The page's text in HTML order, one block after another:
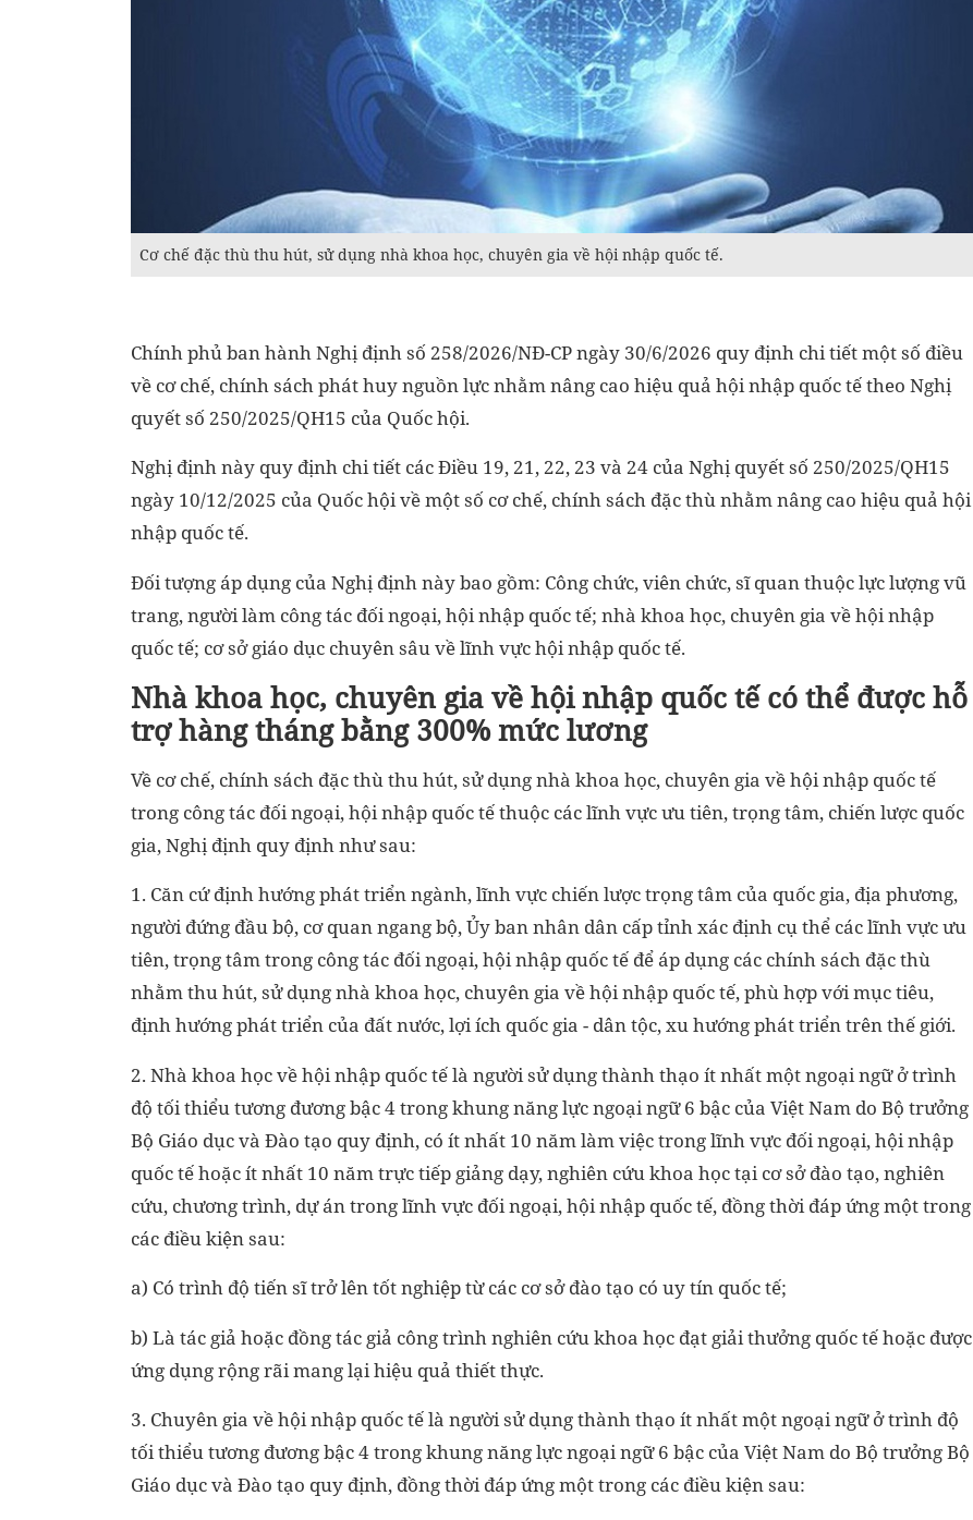
Cơ chế đặc thù thu hút, sử dụng nhà khoa học, chuyên gia về hội nhập quốc tế.
Chính phủ ban hành Nghị định số 258/2026/NĐ-CP ngày 30/6/2026 quy định chi tiết một số điều
về cơ chế, chính sách phát huy nguồn lực nhằm nâng cao hiệu quả hội nhập quốc tế theo Nghị
quyết số 250/2025/QH15 của Quốc hội.
Nghị định này quy định chi tiết các Điều 19, 21, 22, 23 và 24 của Nghị quyết số 250/2025/QH15
ngày 10/12/2025 của Quốc hội về một số cơ chế, chính sách đặc thù nhằm nâng cao hiệu quả hội
nhập quốc tế.
Đối tượng áp dụng của Nghị định này bao gồm: Công chức, viên chức, sĩ quan thuộc lực lượng vũ
trang, người làm công tác đối ngoại, hội nhập quốc tế; nhà khoa học, chuyên gia về hội nhập
quốc tế; cơ sở giáo dục chuyên sâu về lĩnh vực hội nhập quốc tế.
Nhà khoa học, chuyên gia về hội nhập quốc tế có thể được hỗ
trợ hàng tháng bằng 300% mức lương
Về cơ chế, chính sách đặc thù thu hút, sử dụng nhà khoa học, chuyên gia về hội nhập quốc tế
trong công tác đối ngoại, hội nhập quốc tế thuộc các lĩnh vực ưu tiên, trọng tâm, chiến lược quốc
gia, Nghị định quy định như sau:
1. Căn cứ định hướng phát triển ngành, lĩnh vực chiến lược trọng tâm của quốc gia, địa phương,
người đứng đầu bộ, cơ quan ngang bộ, Ủy ban nhân dân cấp tỉnh xác định cụ thể các lĩnh vực ưu
tiên, trọng tâm trong công tác đối ngoại, hội nhập quốc tế để áp dụng các chính sách đặc thù
nhằm thu hút, sử dụng nhà khoa học, chuyên gia về hội nhập quốc tế, phù hợp với mục tiêu,
định hướng phát triển của đất nước, lợi ích quốc gia - dân tộc, xu hướng phát triển trên thế giới.
2. Nhà khoa học về hội nhập quốc tế là người sử dụng thành thạo ít nhất một ngoại ngữ ở trình
độ tối thiểu tương đương bậc 4 trong khung năng lực ngoại ngữ 6 bậc của Việt Nam do Bộ trưởng
Bộ Giáo dục và Đào tạo quy định, có ít nhất 10 năm làm việc trong lĩnh vực đối ngoại, hội nhập
quốc tế hoặc ít nhất 10 năm trực tiếp giảng dạy, nghiên cứu khoa học tại cơ sở đào tạo, nghiên
cứu, chương trình, dự án trong lĩnh vực đối ngoại, hội nhập quốc tế, đồng thời đáp ứng một trong
các điều kiện sau:
a) Có trình độ tiến sĩ trở lên tốt nghiệp từ các cơ sở đào tạo có uy tín quốc tế;
b) Là tác giả hoặc đồng tác giả công trình nghiên cứu khoa học đạt giải thưởng quốc tế hoặc được
ứng dụng rộng rãi mang lại hiệu quả thiết thực.
3. Chuyên gia về hội nhập quốc tế là người sử dụng thành thạo ít nhất một ngoại ngữ ở trình độ
tối thiểu tương đương bậc 4 trong khung năng lực ngoại ngữ 6 bậc của Việt Nam do Bộ trưởng Bộ
Giáo dục và Đào tạo quy định, đồng thời đáp ứng một trong các điều kiện sau: